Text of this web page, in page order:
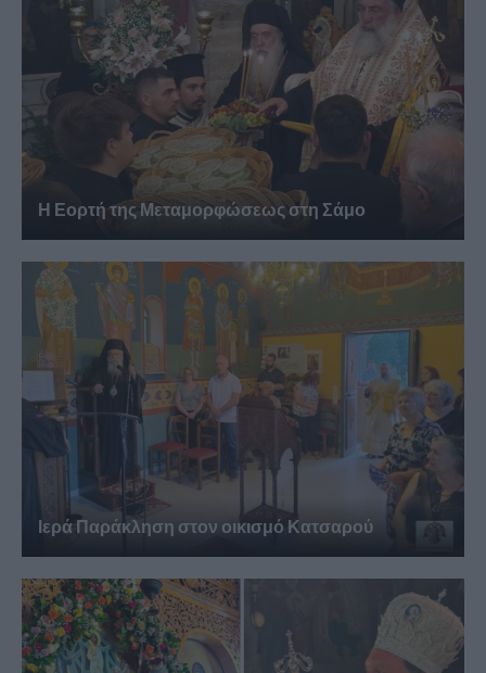
Η Εορτή της Μεταμορφώσεως στη Σάμο
Ιερά Παράκληση στον οικισμό Κατσαρού